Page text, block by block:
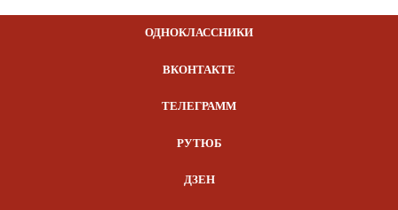
ОДНОКЛАССНИКИ
ВКОНТАКТЕ
ТЕЛЕГРАММ
РУТЮБ
ДЗЕН